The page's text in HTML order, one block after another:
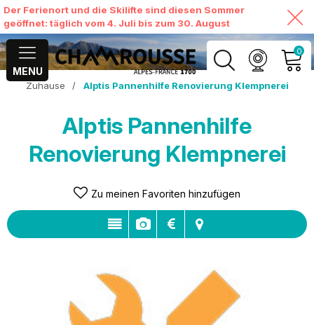
Der Ferienort und die Skilifte sind diesen Sommer
geöffnet: täglich vom 4. Juli bis zum 30. August
MENU
0
MEIN KONTO
MEINEN WARENKORB
Zuhause / Alptis Pannenhilfe Renovierung Klempnerei
Alptis Pannenhilfe
Renovierung Klempnerei
Zu meinen Favoriten hinzufügen